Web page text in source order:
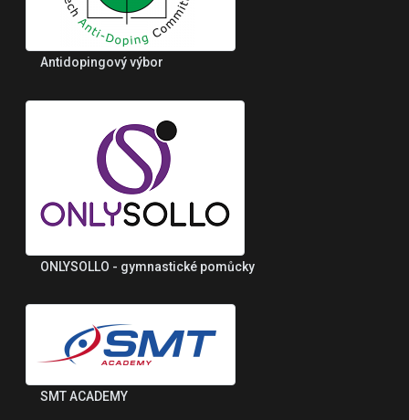
Antidopingový výbor
ONLYSOLLO - gymnastické pomůcky
SMT ACADEMY